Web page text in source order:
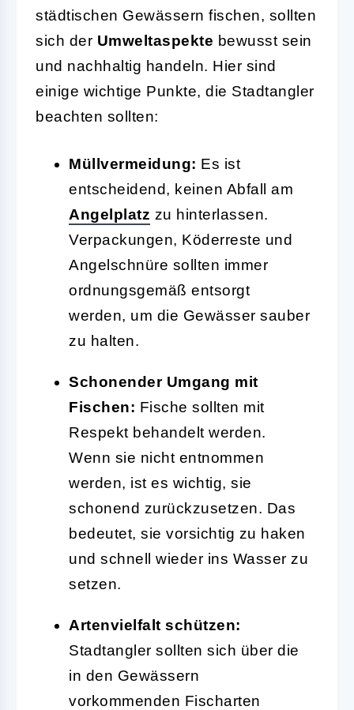
städtischen Gewässern fischen, sollten
sich der Umweltaspekte bewusst sein
und nachhaltig handeln. Hier sind
einige wichtige Punkte, die Stadtangler
beachten sollten:
Müllvermeidung: Es ist
entscheidend, keinen Abfall am
Angelplatz zu hinterlassen.
Verpackungen, Köderreste und
Angelschnüre sollten immer
ordnungsgemäß entsorgt
werden, um die Gewässer sauber
zu halten.
Schonender Umgang mit
Fischen: Fische sollten mit
Respekt behandelt werden.
Wenn sie nicht entnommen
werden, ist es wichtig, sie
schonend zurückzusetzen. Das
bedeutet, sie vorsichtig zu haken
und schnell wieder ins Wasser zu
setzen.
Artenvielfalt schützen:
Stadtangler sollten sich über die
in den Gewässern
vorkommenden Fischarten